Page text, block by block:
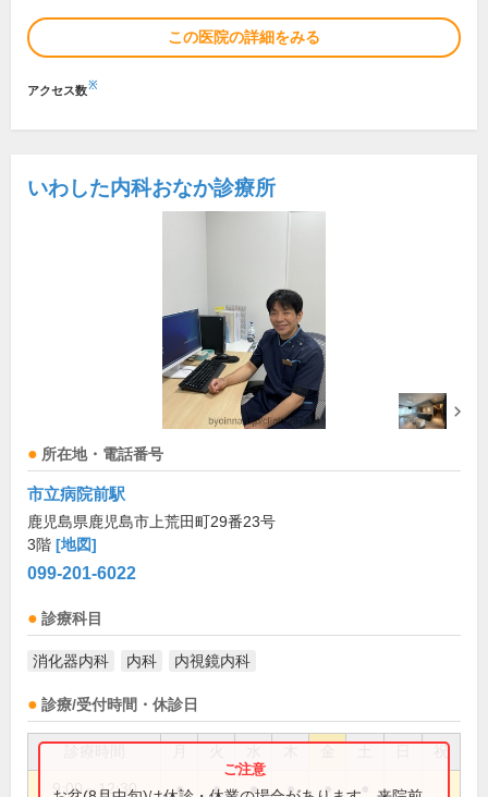
この医院の詳細をみる
アクセス数※
いわした内科おなか診療所
所在地・電話番号
市立病院前駅
鹿児島県鹿児島市上荒田町29番23号
3階 [地図]
099-201-6022
診療科目
消化器内科 内科 内視鏡内科
診療/受付時間・休診日
祝
9:00～12:30 ● ● ● ● ●